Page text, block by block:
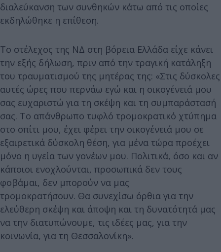
διαλεύκανση των συνθηκών κάτω από τις οποίες
εκδηλώθηκε η επίθεση.
Το στέλεχος της ΝΔ στη βόρεια Ελλάδα είχε κάνει
την εξής δήλωση, πριν από την τραγική κατάληξη
του τραυματισμού της μητέρας της: «Στις δύσκολες
αυτές ώρες που περνάω εγώ και η οικογένειά μου
σας ευχαριστώ για τη σκέψη και τη συμπαράστασή
σας. Το απάνθρωπο τυφλό τρομοκρατικό χτύπημα
στο σπίτι μου, έχει φέρει την οικογένειά μου σε
εξαιρετικά δύσκολη θέση, για μένα τώρα προέχει
μόνο η υγεία των γονέων μου. Πολιτικά, όσο και αν
κάποιοι ενοχλούνται, προσωπικά δεν τους
φοβάμαι, δεν μπορούν να μας
τρομοκρατήσουν. Θα συνεχίσω όρθια για την
ελεύθερη σκέψη και άποψη και τη δυνατότητά μας
να την διατυπώνουμε, τις ιδέες μας, για την
κοινωνία, για τη Θεσσαλονίκη».